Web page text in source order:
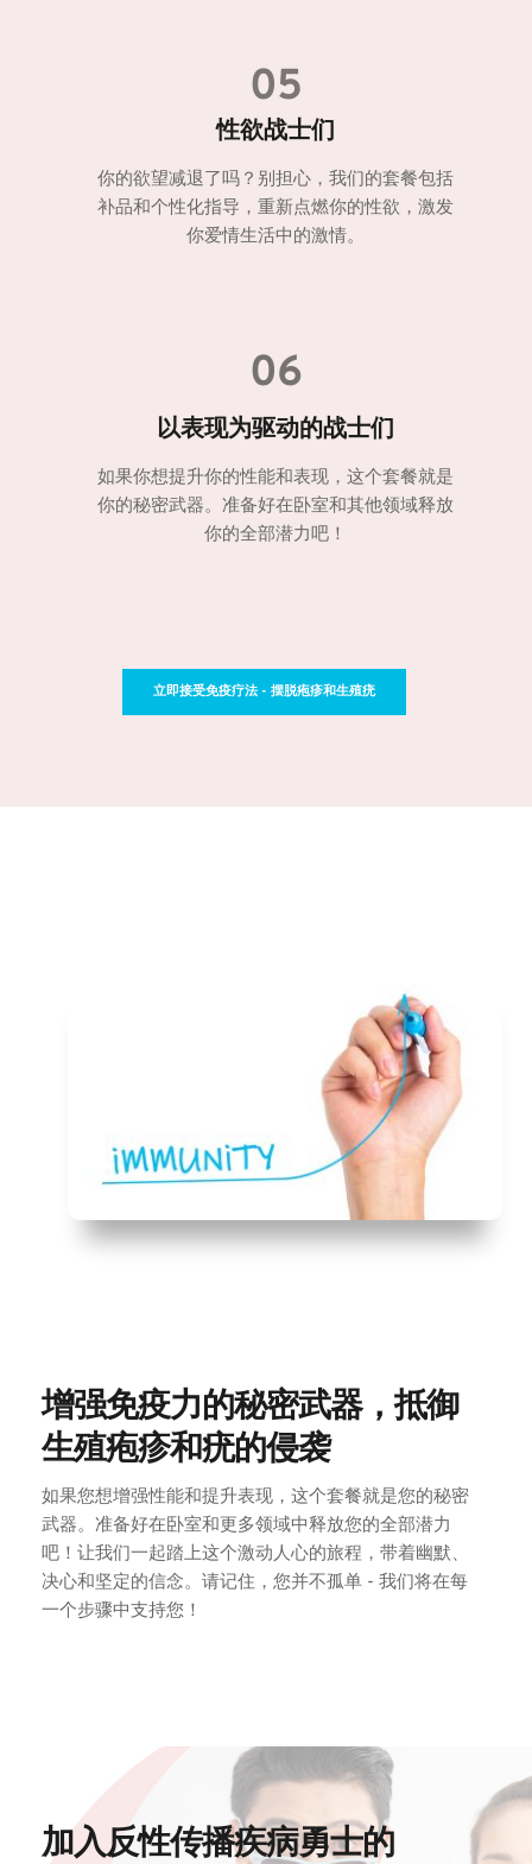
05
性欲战士们
你的欲望减退了吗？别担心，我们的套餐包括
补品和个性化指导，重新点燃你的性欲，激发
你爱情生活中的激情。
06
以表现为驱动的战士们
如果你想提升你的性能和表现，这个套餐就是
你的秘密武器。准备好在卧室和其他领域释放
你的全部潜力吧！
立即接受免疫疗法 - 摆脱疱疹和生殖疣
增强免疫力的秘密武器，抵御
生殖疱疹和疣的侵袭
如果您想增强性能和提升表现，这个套餐就是您的秘密
武器。准备好在卧室和更多领域中释放您的全部潜力
吧！让我们一起踏上这个激动人心的旅程，带着幽默、
决心和坚定的信念。请记住，您并不孤单 - 我们将在每
一个步骤中支持您！
加入反性传播疾病勇士的